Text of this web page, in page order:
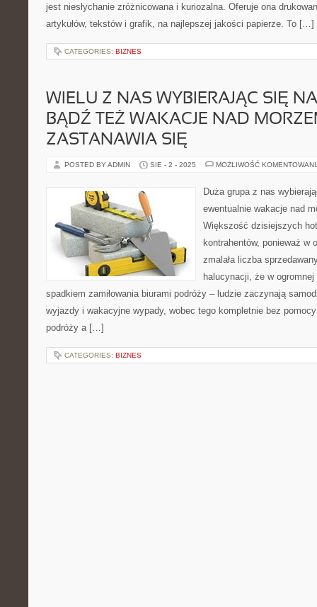
jest niesłychanie zróżnicowana i kuriozalna. Oferuje ona
artykułów, tekstów i grafik, na najlepszej jakości papierze. To […]
CATEGORIES: BIZNES
WIELU Z NAS WYBIERAJĄC SIĘ
BĄDŹ TEŻ WAKACJE NAD
ZASTANAWIA SIĘ
POSTED BY ADMIN SIE - 2 - 2025 MOŻLIWOŚĆ
Duża grupa z nas
ewentualnie wakacje nad
Większość dzisiejszych
kontrahentów, ponieważ w
zmalała liczba
halucynacji, że w
spadkiem zamiłowania biurami podróży – ludzie zaczynają
wyjazdy i wakacyjne wypady, wobec tego kompletnie bez
podróży a […]
CATEGORIES: BIZNES